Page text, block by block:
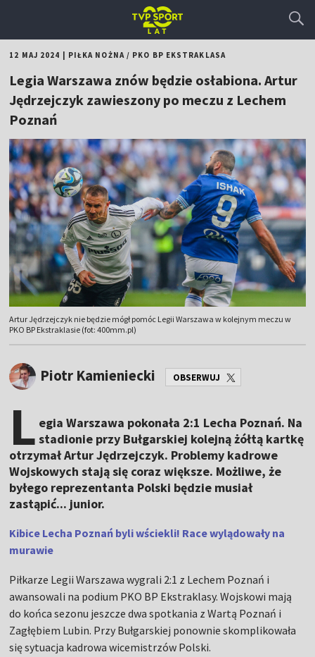
12 MAJ 2024 PIŁKA NOŻNA/ PKO BP EKSTRAKLASA
Legia Warszawa znów będzie osłabiona. Artur
Jędrzejczyk zawieszony po meczu z Lechem
Poznań
Artur Jędrzejczyk nie będzie mógł pomóc Legii Warszawa w kolejnym meczu w
PKO BP Ekstraklasie (fot: 400mm.pl)
Piotr Kamieniecki OBSERWUJ
L egia Warszawa pokonała 2:1 Lecha Poznań. Na
stadionie przy Bułgarskiej kolejną żółtą kartkę
otrzymał Artur Jędrzejczyk. Problemy kadrowe
Wojskowych stają się coraz większe. Możliwe, że
byłego reprezentanta Polski będzie musiał
zastąpić... junior.
Kibice Lecha Poznań byli wściekli! Race wylądowały na
murawie
Piłkarze Legii Warszawa wygrali 2:1 z Lechem Poznań i
awansowali na podium PKO BP Ekstraklasy. Wojskowi mają
do końca sezonu jeszcze dwa spotkania z Wartą Poznań i
Zagłębiem Lubin. Przy Bułgarskiej ponownie skomplikowała
się sytuacja kadrowa wicemistrzów Polski.